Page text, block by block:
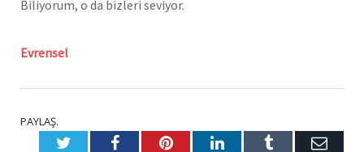
Biliyorum, o da bizleri seviyor.
Evrensel
PAYLAŞ.
TwitterFacebookPinterestLinkedInTumblr E-